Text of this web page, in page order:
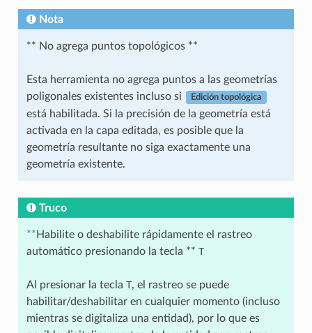
Nota
** No agrega puntos topológicos **
Esta herramienta no agrega puntos a las geometrías
poligonales existentes incluso si
Edición topológica
está habilitada. Si la precisión de la geometría está
activada en la capa editada, es posible que la
geometría resultante no siga exactamente una
geometría existente.
Truco
** Habilite o deshabilite rápidamente el rastreo
automático presionando la tecla ** T
Al presionar la tecla T, el rastreo se puede
habilitar/deshabilitar en cualquier momento (incluso
mientras se digitaliza una entidad), por lo que es